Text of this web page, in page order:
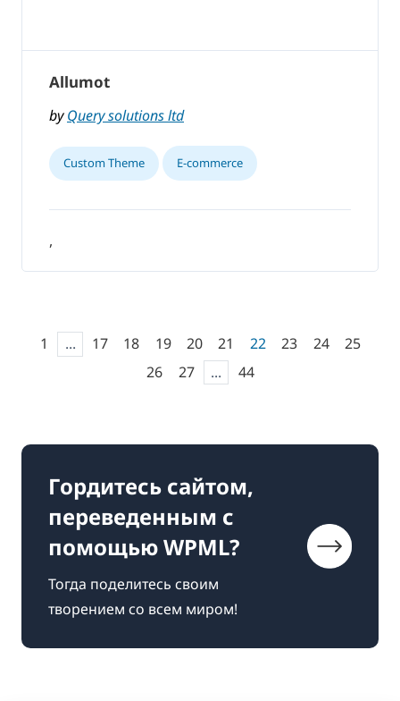
Allumot
byQuery solutions ltd
Custom Theme E-commerce
,
1 ... 17 18 19 20 21 22 23 24
25
26
27 ... 44
Гордитесь сайтом,
переведенным с
помощью WPML?
Тогда поделитесь своим
творением со всем миром!